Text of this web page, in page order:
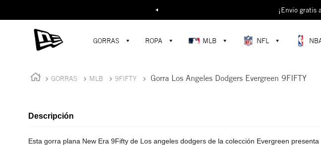
Buscar... ¡Envío
¡Descubre colecciones exclusivas
GORRAS ROPA MLB NFL
GORRAS MLB 9FIFTY Gorra Los Angeles Dodgers Evergreen 9FIFTY
Descripción
Esta gorra plana New Era 9Fifty de Los angeles dodgers de la colección Evergreen presenta